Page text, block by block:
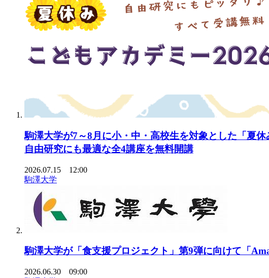
駒澤大学が7～8月に小・中・高校生を対象とした「夏
自由研究にも最適な全4講座を無料開講
2026.07.15 12:00
駒澤大学
駒澤大学が「食支援プロジェクト」第9弾に向けて「
2026.06.30 09:00